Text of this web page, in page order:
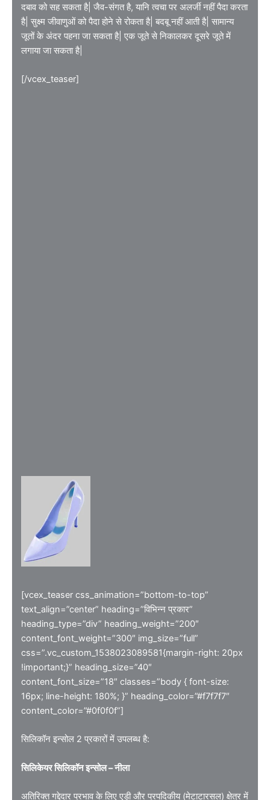
दबाव को सह सकता है| जैव-संगत है, यानि त्वचा पर अलर्जी नहीं पैदा करता
है| सुक्ष्म जीवाणुओं को पैदा होने से रोकता है| बदबू नहीं आती है| सामान्य
जूतों के अंदर पहना जा सकता है| एक जूते से निकालकर दूसरे जूते में
लगाया जा सकता है|
[/vcex_teaser]
[vcex_teaser css_animation=”bottom-to-top”
text_align=”center” heading=”विभिन्न प्रकार”
heading_type=”div” heading_weight=”200″
content_font_weight=”300″ img_size=”full”
css=”.vc_custom_1538023089581{margin-right: 20px
!important;}” heading_size=”40″
content_font_size=”18″ classes=”body { font-size:
16px; line-height: 180%; }” heading_color=”#f7f7f7″
content_color=”#0f0f0f”]
सिलिकॉन इन्सोल 2 प्रकारों में उपलब्ध है:
सिलिकेयर सिलिकॉन इन्सोल – नीला
अतिरिक्त गद्देदार प्रभाव के लिए एड़ी और प्रपदिकीय (मेटाटारसल) क्षेत्र में